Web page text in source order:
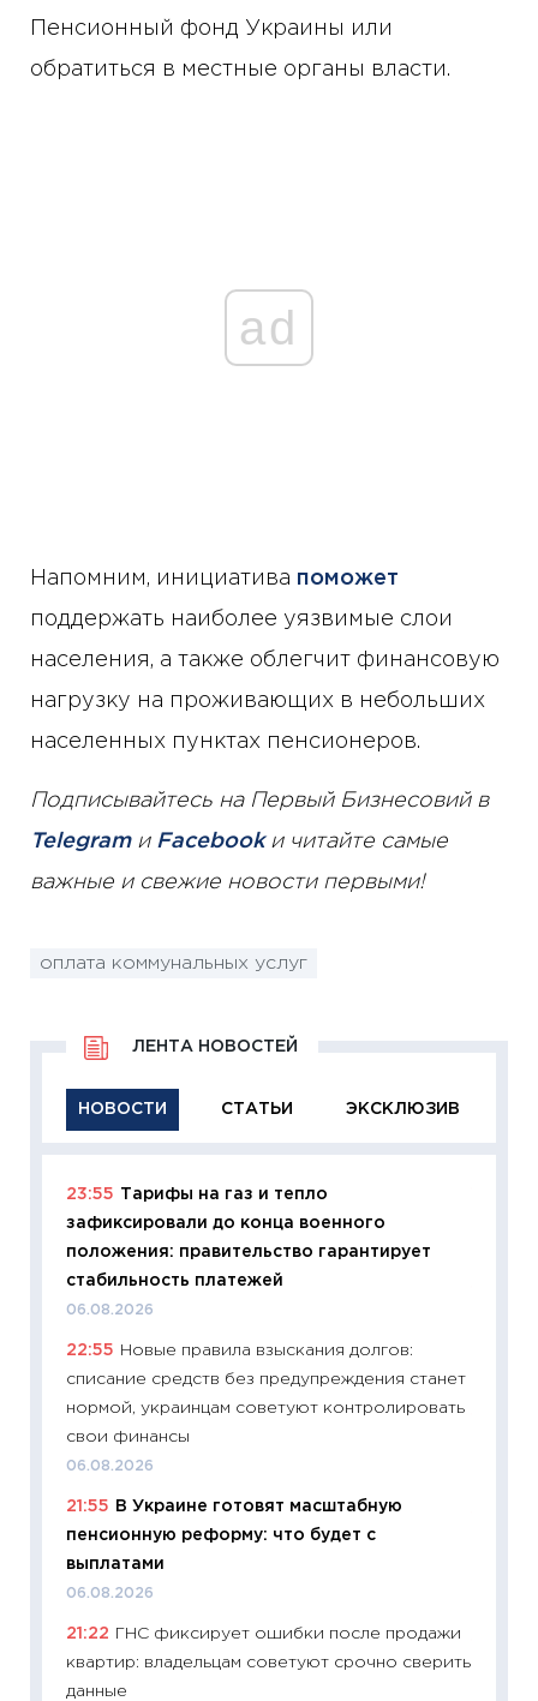
Пенсионный фонд Украины или
обратиться в местные органы власти.
ad
Напомним, инициатива поможет
поддержать наиболее уязвимые слои
населения, а также облегчит финансовую
нагрузку на проживающих в небольших
населенных пунктах пенсионеров.
Подписывайтесь на Первый Бизнесовий в
Telegramи Facebookи читайте самые
важные и свежие новости первыми!
оплата коммунальных услуг
НОВОСТИ СТАТЬИ ЭКСКЛЮЗИВ
ЛЕНТА НОВОСТЕЙ
23:55 Тарифы на газ и тепло
зафиксировали до конца военного
положения: правительство гарантирует
стабильность платежей
06.08.2026
22:55
Новые правила взыскания долгов:
списание средств без предупреждения станет
нормой, украинцам советуют контролировать
свои финансы
06.08.2026
21:55
В Украине готовят масштабную
пенсионную реформу: что будет с
выплатами
06.08.2026
21:22
ГНС фиксирует ошибки после продажи
квартир: владельцам советуют срочно сверить
данные